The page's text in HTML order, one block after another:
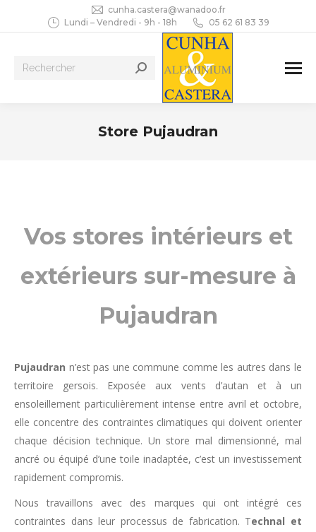
cunha.castera@wanadoo.fr
Lundi – Vendredi - 9h - 18h
05 62 61 83 39
Recherche
Store Pujaudran
Vos stores intérieurs et
extérieurs sur-mesure à
Pujaudran
Pujaudran n’est pas une commune comme les autres dans le
territoire gersois. Exposée aux vents d’autan et à un
ensoleillement particulièrement intense entre avril et octobre,
elle concentre des contraintes climatiques qui doivent orienter
chaque décision technique. Un store mal dimensionné, mal
ancré ou équipé d’une toile inadaptée, c’est un investissement
rapidement compromis.
Nous travaillons avec des marques qui ont intégré ces
contraintes dans leur processus de fabrication. Technal et